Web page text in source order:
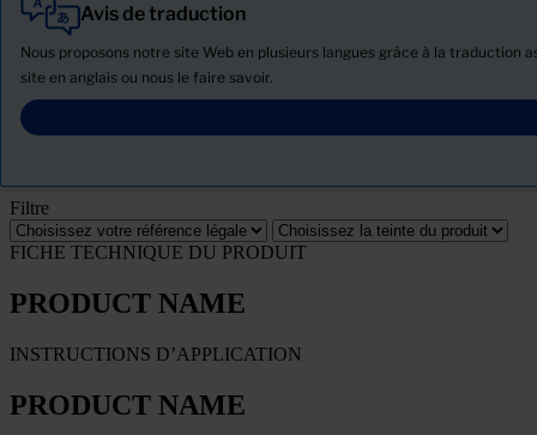
Avis de traduction
Nous proposons notre site Web en plusieurs langues grâce à la traduction
site en anglais ou nous le faire savoir.
Tout
Produits
Actualités
Télécharger la Fiche de données de sécurité
Filtre
FICHE TECHNIQUE DU PRODUIT
PRODUCT NAME
INSTRUCTIONS D’APPLICATION
PRODUCT NAME